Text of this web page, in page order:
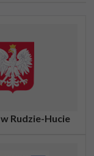
Rudzie-Hucie